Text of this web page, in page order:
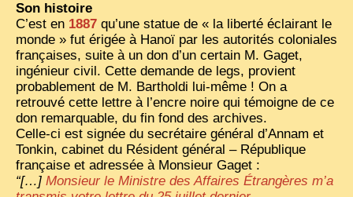
Son histoire
C’est en 1887 qu’une statue de « la liberté éclairant le
monde » fut érigée à Hanoï par les autorités coloniales
françaises, suite à un don d’un certain M. Gaget,
ingénieur civil. Cette demande de legs, provient
probablement de M. Bartholdi lui-même ! On a
retrouvé cette lettre à l’encre noire qui témoigne de ce
don remarquable, du fin fond des archives.
Celle-ci est signée du secrétaire général d’Annam et
Tonkin, cabinet du Résident général – République
française et adressée à Monsieur Gaget :
“[…] Monsieur le Ministre des Affaires Étrangères m’a